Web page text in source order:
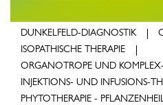
DUNKELFELD-DIAGNOSTIK
ISOPATHISCHE THERAPIE
ORGANOTROPE UND
INJEKTIONS- UND INFUSIONS-
PHYTOTHERAPIE -